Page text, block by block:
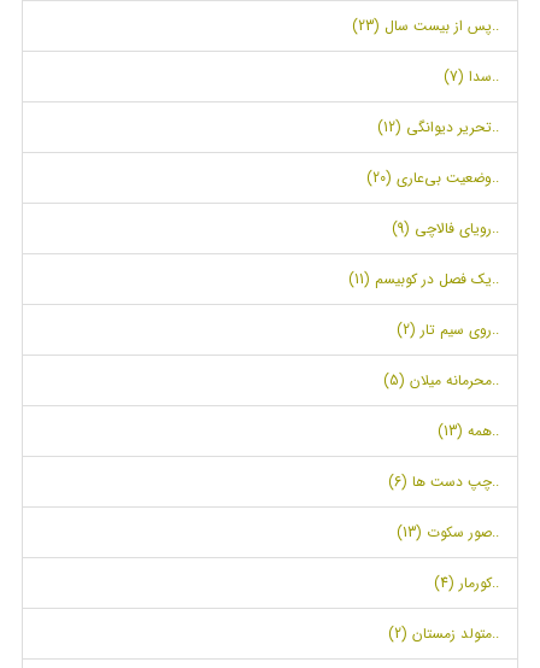
..پس از بیست سال (23)
..سدا (7)
..تحریر دیوانگی (12)
..وضعیت بی‌عاری (20)
..رویای فالاچی (9)
..یک فصل در کوبیسم (11)
..روی سیم تار (2)
..محرمانه میلان (5)
..همه (13)
..چپ دست ها (6)
..صور سکوت (13)
..کورمار (4)
..متولد زمستان (2)